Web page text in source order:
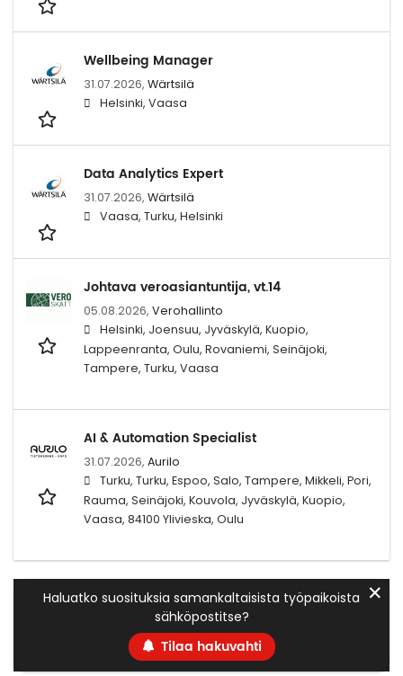
Wellbeing Manager
31.07.2026, Wärtsilä
Helsinki, Vaasa
Data Analytics Expert
31.07.2026, Wärtsilä
Vaasa, Turku, Helsinki
Johtava veroasiantuntija, vt.14
05.08.2026, Verohallinto
Helsinki, Joensuu, Jyväskylä, Kuopio,
Lappeenranta, Oulu, Rovaniemi, Seinäjoki,
Tampere, Turku, Vaasa
AI & Automation Specialist
31.07.2026, Aurilo
Turku, Turku, Espoo, Salo, Tampere, Mikkeli, Pori,
Rauma, Seinäjoki, Kouvola, Jyväskylä, Kuopio,
Vaasa, 84100 Ylivieska, Oulu
Haluatko suosituksia samankaltaisista työpaikoista
sähköpostitse?
Tilaa hakuvahti
✕